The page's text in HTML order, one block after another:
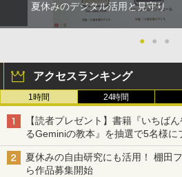
夏休みのデジタル活用と見守り
● ● ●
アクセスランキング
1時間 24時間
【読者プレゼント】書籍『いちば
るGeminiの教本』を抽選で5名様
2026年8月12日（水）まで
夏休みの自由研究にも活用！ 棚田
ら作品募集開始